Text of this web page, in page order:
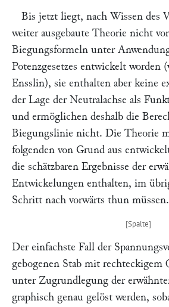
Bis jetzt liegt, nach Wissen des
weiter ausgebaute Theorie nicht
Biegungsformeln unter
Potenzgesetzes entwickelt worden
Ensslin), sie enthalten aber keine
der Lage der Neutralachse als
und ermöglichen deshalb die
Biegungslinie nicht. Die Theorie
folgenden von Grund aus
die schätzbaren Ergebnisse der
Entwickelungen enthalten, im
Schritt nach vorwärts thun müssen.
Der einfachste Fall der
gebogenen Stab mit rechteckigem
unter Zugrundlegung der
graphisch genau gelöst werden,